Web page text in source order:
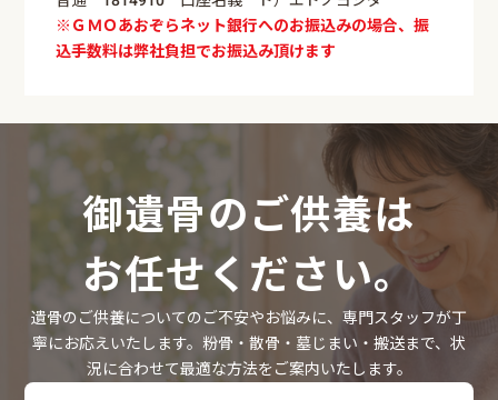
※ＧＭＯあおぞらネット銀行へのお振込みの場合、振
込手数料は弊社負担でお振込み頂けます
御遺骨のご供養は
お任せください。
遺骨のご供養についてのご不安やお悩みに、専門スタッフが丁
寧にお応えいたします。粉骨・散骨・墓じまい・搬送まで、状
況に合わせて最適な方法をご案内いたします。